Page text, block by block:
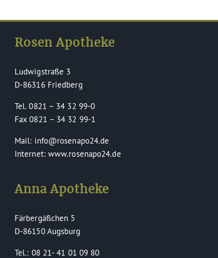
Rosen Apotheke
Ludwigstraße 3
D-86316 Friedberg
Tel. 0821 – 34 32 99-0
Fax 0821 – 34 32 99-1
Mail: info@rosenapo24.de
Internet: www.rosenapo24.de
Anna Apotheke
Färbergäßchen 5
D-86150 Augsburg
Tel.: 08 21- 41 01 09 80